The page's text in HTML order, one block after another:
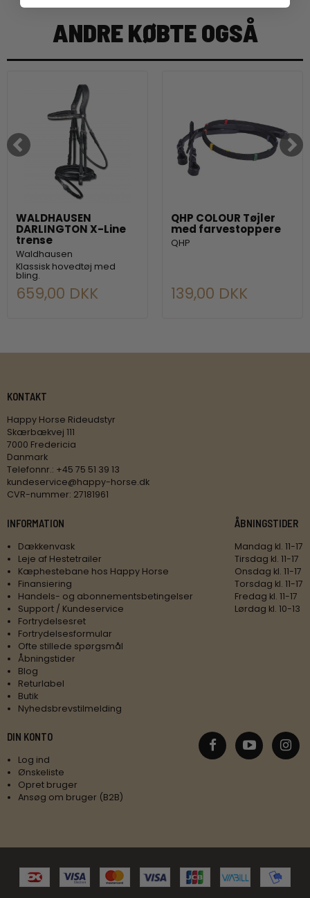
ANDRE KØBTE OGSÅ
WALDHAUSEN
DARLINGTON X-Line
trense
Waldhausen
Klassisk hovedtøj med
bling.
659,00 DKK
QHP COLOUR Tøjler
med farvestoppere
QHP
139,00 DKK
KONTAKT
Happy Horse Rideudstyr
Skærbækvej 111
7000 Fredericia
Danmark
Telefonnr.: +45 75 51 39 13
kundeservice@happy-horse.dk
CVR-nummer: 27181961
INFORMATION
Dækkenvask
Leje af Hestetrailer
Kæphestebane hos Happy Horse
Finansiering
Handels- og abonnementsbetingelser
Support / Kundeservice
Fortrydelsesret
Fortrydelsesformular
Ofte stillede spørgsmål
Åbningstider
Blog
Returlabel
Butik
Nyhedsbrevstilmelding
ÅBNINGSTIDER
Mandag kl. 11-17
Tirsdag kl. 11-17
Onsdag kl. 11-17
Torsdag kl. 11-17
Fredag kl. 11-17
Lørdag kl. 10-13
DIN KONTO
Log ind
Ønskeliste
Opret bruger
Ansøg om bruger (B2B)